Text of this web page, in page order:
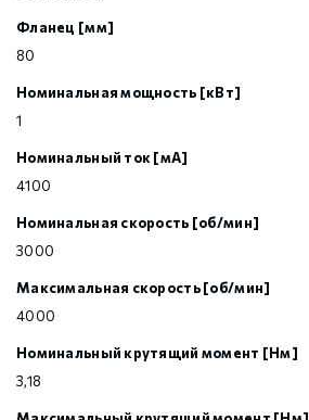
Фланец [мм]
80
Номинальная мощность [кВт]
1
Номинальный ток [мА]
4100
Номинальная скорость [об/мин]
3000
Максимальная скорость [об/мин]
4000
Номинальный крутящий момент [Нм]
3,18